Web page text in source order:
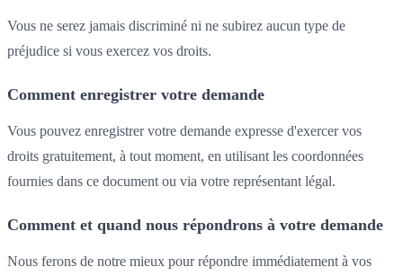
Vous ne serez jamais discriminé ni ne subirez aucun type de
préjudice si vous exercez vos droits.
Comment enregistrer votre demande
Vous pouvez enregistrer votre demande expresse d'exercer vos
droits gratuitement, à tout moment, en utilisant les coordonnées
fournies dans ce document ou via votre représentant légal.
Comment et quand nous répondrons à votre demande
Nous ferons de notre mieux pour répondre immédiatement à vos